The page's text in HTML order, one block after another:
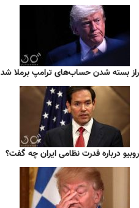
راز بسته شدن حساب‌های ترامپ برملا شد
روبیو درباره قدرت نظامی ایران چه گفت؟